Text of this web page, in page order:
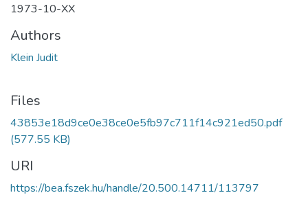
1973-10-XX
Authors
Klein Judit
Files
43853e18d9ce0e38ce0e5fb97c711f14c921ed50.pdf
(577.55 KB)
URI
https://bea.fszek.hu/handle/20.500.14711/113797